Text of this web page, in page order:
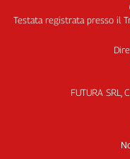
Testata registrata presso il
FUTURA